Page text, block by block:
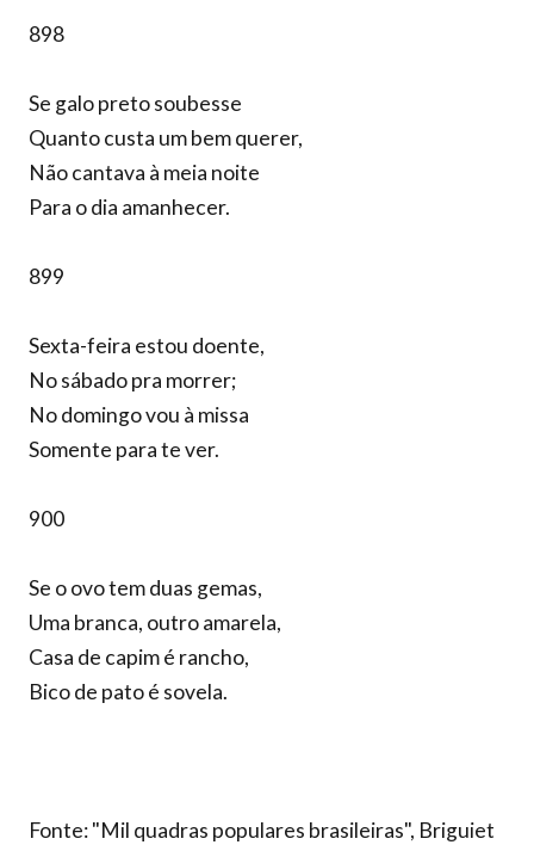
898
Se galo preto soubesse
Quanto custa um bem querer,
Não cantava à meia noite
Para o dia amanhecer.
899
Sexta-feira estou doente,
No sábado pra morrer;
No domingo vou à missa
Somente para te ver.
900
Se o ovo tem duas gemas,
Uma branca, outro amarela,
Casa de capim é rancho,
Bico de pato é sovela.
Fonte: "Mil quadras populares brasileiras", Briguiet